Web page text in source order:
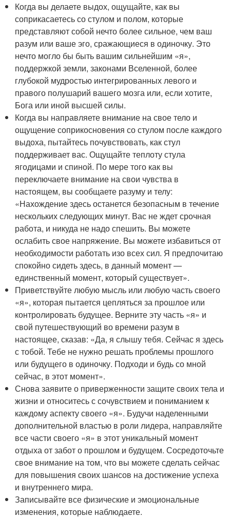
Когда вы делаете выдох, ощущайте, как вы
соприкасаетесь со стулом и полом, которые
представляют собой нечто более сильное, чем ваш
разум или ваше эго, сражающиеся в одиночку. Это
нечто могло бы быть вашим сильнейшим «я»,
поддержкой земли, законами Вселенной, более
глубокой мудростью интегрированных левого и
правого полушарий вашего мозга или, если хотите,
Бога или иной высшей силы.
Когда вы направляете внимание на свое тело и
ощущение соприкосновения со стулом после каждого
выдоха, пытайтесь почувствовать, как стул
поддерживает вас. Ощущайте теплоту стула
ягодицами и спиной. По мере того как вы
переключаете внимание на свои чувства в
настоящем, вы сообщаете разуму и телу:
«Нахождение здесь останется безопасным в течение
нескольких следующих минут. Вас не ждет срочная
работа, и никуда не надо спешить. Вы можете
ослабить свое напряжение. Вы можете избавиться от
необходимости работать изо всех сил. Я предпочитаю
спокойно сидеть здесь, в данный момент —
единственный момент, который существует».
Приветствуйте любую мысль или любую часть своего
«я», которая пытается цепляться за прошлое или
контролировать будущее. Верните эту часть «я» и
свой путешествующий во времени разум в
настоящее, сказав: «Да, я слышу тебя. Сейчас я здесь
с тобой. Тебе не нужно решать проблемы прошлого
или будущего в одиночку. Подходи и будь со мной
сейчас, в этот момент».
Снова заявите о приверженности защите своих тела и
жизни и относитесь с сочувствием и пониманием к
каждому аспекту своего «я». Будучи наделенными
дополнительной властью в роли лидера, направляйте
все части своего «я» в этот уникальный момент
отдыха от забот о прошлом и будущем. Сосредоточьте
свое внимание на том, что вы можете сделать сейчас
для повышения своих шансов на достижение успеха
и внутреннего мира.
Записывайте все физические и эмоциональные
изменения, которые наблюдаете.